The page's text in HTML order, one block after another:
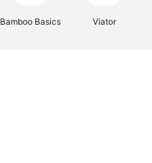
Bamboo Basics Viator